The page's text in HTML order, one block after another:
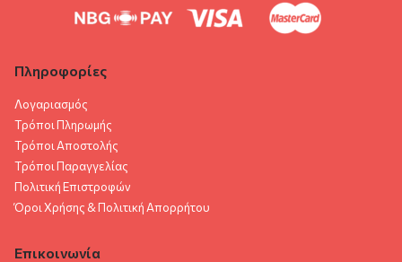
Πληροφορίες
Λογαριασμός
Τρόποι Πληρωμής
Τρόποι Αποστολής
Τρόποι Παραγγελίας
Πολιτική Επιστροφών
Όροι Χρήσης & Πολιτική Aπορρήτου
Επικοινωνία